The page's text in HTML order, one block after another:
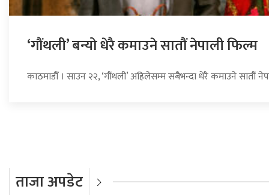
‘गौंथली’ बन्यो धेरै कमाउने सातौं नेपाली फिल्म
काठमाडौँ । साउन २२, ‘गौंथली’ अहिलेसम्म सबैभन्दा धेरै कमाउने सातौं
ताजा अपडेट